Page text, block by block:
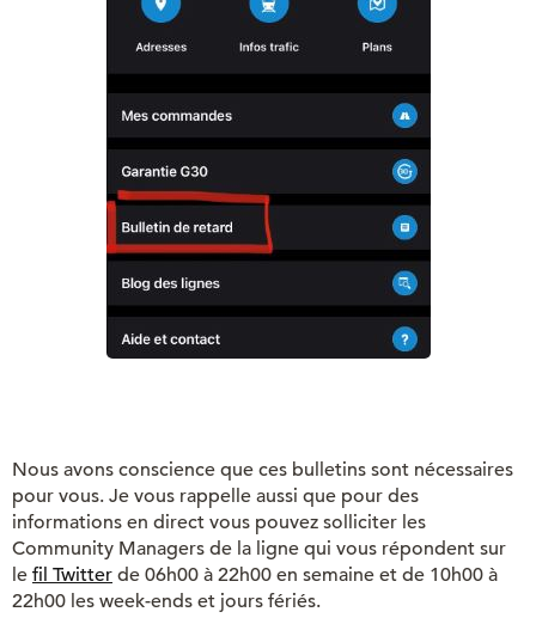
Nous avons conscience que ces bulletins sont nécessaires
pour vous. Je vous rappelle aussi que pour des
informations en direct vous pouvez solliciter les
Community Managers de la ligne qui vous répondent sur
le fil Twitter de 06h00 à 22h00 en semaine et de 10h00 à
22h00 les week-ends et jours fériés.